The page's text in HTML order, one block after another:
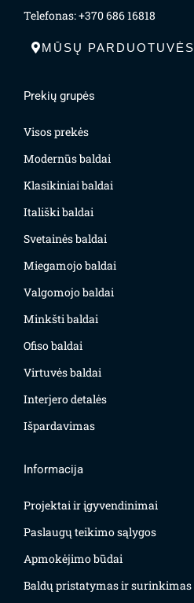
Telefonas: +370 686 16818
MŪSŲ PARDUOTUVĖS
Prekių grupės
Visos prekės
Modernūs baldai
Klasikiniai baldai
Itališki baldai
Svetainės baldai
Miegamojo baldai
Valgomojo baldai
Minkšti baldai
Ofiso baldai
Virtuvės baldai
Interjero detalės
Išpardavimas
Informacija
Projektai ir įgyvendinimai
Paslaugų teikimo sąlygos
Apmokėjimo būdai
Baldų pristatymas ir surinkimas